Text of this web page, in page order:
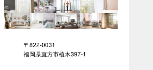
〒822-0031
福岡県直方市植木397-1